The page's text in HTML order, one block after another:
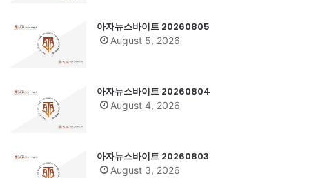
아자뉴스바이트 20260805
August 5, 2026
아자뉴스바이트 20260804
August 4, 2026
아자뉴스바이트 20260803
August 3, 2026